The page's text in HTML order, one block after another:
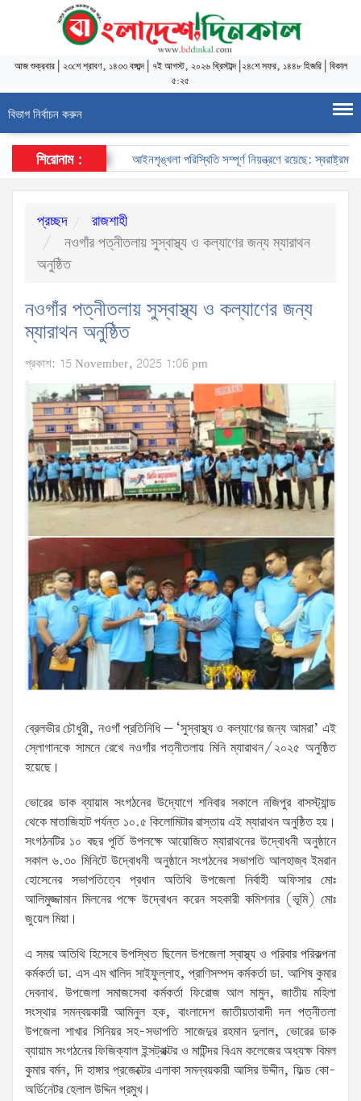
আজশুক্রবার| ২৩শে শ্রাবণ, ১৪৩৩ বঙ্গাব্দ| ৭ই আগস্ট, ২০২৬ খ্রিস্টাব্দ| ২৪শে সফর, ১৪৪৮ হিজরি| বিকাল
৫:২৫
বিভাগ নির্বাচন করুন
শিরোনাম : আইনশৃঙ্খলা পরিস্থিতি সম্পূর্ণ নিয়ন্ত্রণে রয়েছে: স্বরাষ্ট্রমন্ত্রী
প্রচ্ছদ
রাজশাহী
নওগাঁর পত্নীতলায় সুস্বাস্থ্য ও কল্যাণের জন্য ম্যারাথন
অনুষ্ঠিত
নওগাঁর পত্নীতলায় সুস্বাস্থ্য ও কল্যাণের জন্য
ম্যারাথন অনুষ্ঠিত
প্রকাশ: 15 November, 2025 1:06 pm
ব্রেলভীর চৌধুরী, নওগাঁ প্রতিনিধি – ‘সুস্বাস্থ্য ও কল্যাণের জন্য আমরা’ এই
স্লোগানকে সামনে রেখে নওগাঁর পত্নীতলায় মিনি ম্যারাথন/২০২৫ অনুষ্ঠিত
হয়েছে।
ভোরের ডাক ব্যায়াম সংগঠনের উদ্যোগে শনিবার সকালে নজিপুর বাসস্ট্যান্ড
থেকে মাতাজিহাট পর্যন্ত ১০.৫ কিলোমিটার রাস্তায় এই ম্যারাথন অনুষ্ঠিত হয়।
সংগঠনটির ১০ বছর পূর্তি উপলক্ষে আয়োজিত ম্যারাথনের উদ্বোধনী অনুষ্ঠানে
সকাল ৬.৩০ মিনিটে উদ্বোধনী অনুষ্ঠানে সংগঠনের সভাপতি আলহাজ্ব ইমরান
হোসেনের সভাপতিত্বে প্রধান অতিথি উপজেলা নির্বাহী অফিসার মোঃ
আলিমুজ্জামান মিলনের পক্ষে উদ্বোধন করেন সহকারী কমিশনার (ভূমি) মোঃ
জুয়েল মিয়া।
এ সময় অতিথি হিসেবে উপস্থিত ছিলেন উপজেলা স্বাস্থ্য ও পরিবার পরিকল্পনা
কর্মকর্তা ডা. এস এম খালিদ সাইফুল্লাহ, প্রাণিসম্পদ কর্মকর্তা ডা. আশিষ কুমার
দেবনাথ. উপজেলা সমাজসেবা কর্মকর্তা ফিরোজ আল মামুন, জাতীয় মহিলা
সংস্থার সমন্বয়কারী আমিনুল হক, বাংলাদেশ জাতীয়তাবাদী দল পত্নীতলা
উপজেলা শাখার সিনিয়র সহ-সভাপতি সাজেদুর রহমান দুলাল, ভোরের ডাক
ব্যায়াম সংগঠনের ফিজিক্যাল ইন্সট্রাক্টর ও মাটিন্দর বিএম কলেজের অধ্যক্ষ বিমল
কুমার বর্মন, দি হাঙ্গার প্রজেক্টের এলাকা সমন্বয়কারী আসির উদ্দীন, ফিল্ড কো-
অর্ডিনেটর হেলাল উদ্দিন প্রমুখ।